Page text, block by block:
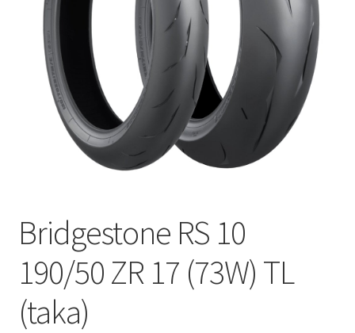
Bridgestone RS 10
190/50 ZR 17 (73W) TL
(taka)